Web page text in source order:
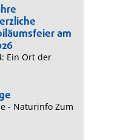
am
Ein Ort der
- Naturinfo Zum